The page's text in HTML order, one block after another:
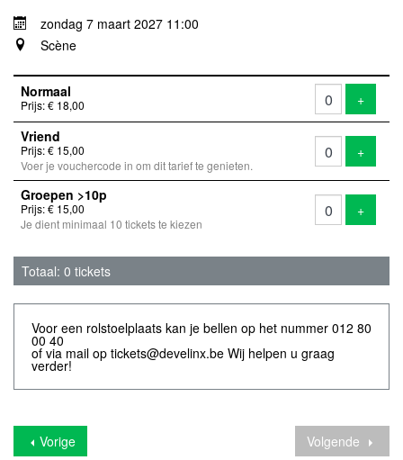
zondag 7 maart 2027 11:00
Scène
Aantal
Normaal
Prijs: € 18,00 +Voeg
Vriend
Prijs: € 15,00
Voer je vouchercode in om dit tarief te genieten.
+Voeg
Groepen >10p
Prijs: € 15,00
Je dient minimaal 10 tickets te kiezen
+Voeg
Totaal: 0 tickets
Voor een rolstoelplaats kan je bellen op het nummer 012 80
00 40
of via mail op tickets@develinx.be Wij helpen u graag
verder!
Vorige Volgende